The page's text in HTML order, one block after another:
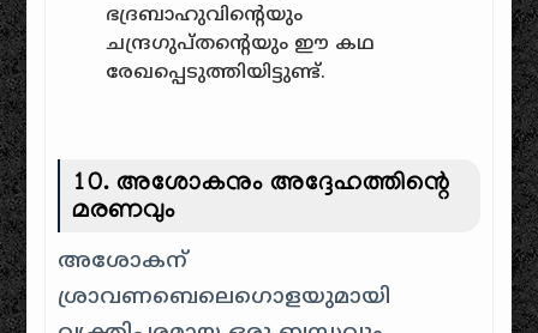
ഭദ്രബാഹുവിന്റെയും
ചന്ദ്രഗുപ്തന്റെയും ഈ കഥ
രേഖപ്പെടുത്തിയിട്ടുണ്ട്.
10. അശോകനും അദ്ദേഹത്തിന്റെ
മരണവും
അശോകന്
ശ്രാവണബെലെഗൊളയുമായി